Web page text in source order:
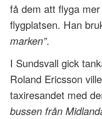
få dem att flyga
flygplatsen. Han
marken”.
I Sundsvall gick
Roland Ericsson
taxiresandet med
bussen från